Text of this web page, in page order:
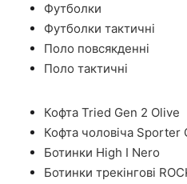
Футболки
Футболки тактичні
Поло повсякденні
Поло тактичні
Кофта Tried Gen 2 Olive
Кофта чоловіча Sporter
Ботинки High I Nero
Ботинки трекінгові